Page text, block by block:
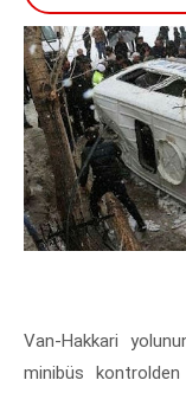
Van-Hakkari
minibüs kontrolden